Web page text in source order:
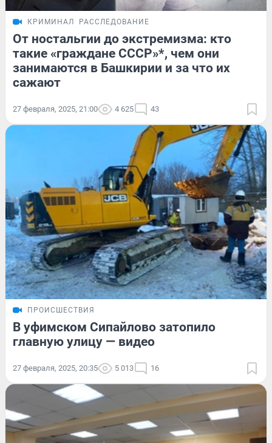
КРИМИНАЛ РАССЛЕДОВАНИЕ
От ностальгии до экстремизма: кто
такие «граждане СССР»*, чем они
занимаются в Башкирии и за что их
сажают
27 февраля, 2025, 21:00 4 625 43
ПРОИСШЕСТВИЯ
В уфимском Сипайлово затопило
главную улицу — видео
27 февраля, 2025, 20:35 5 013 16